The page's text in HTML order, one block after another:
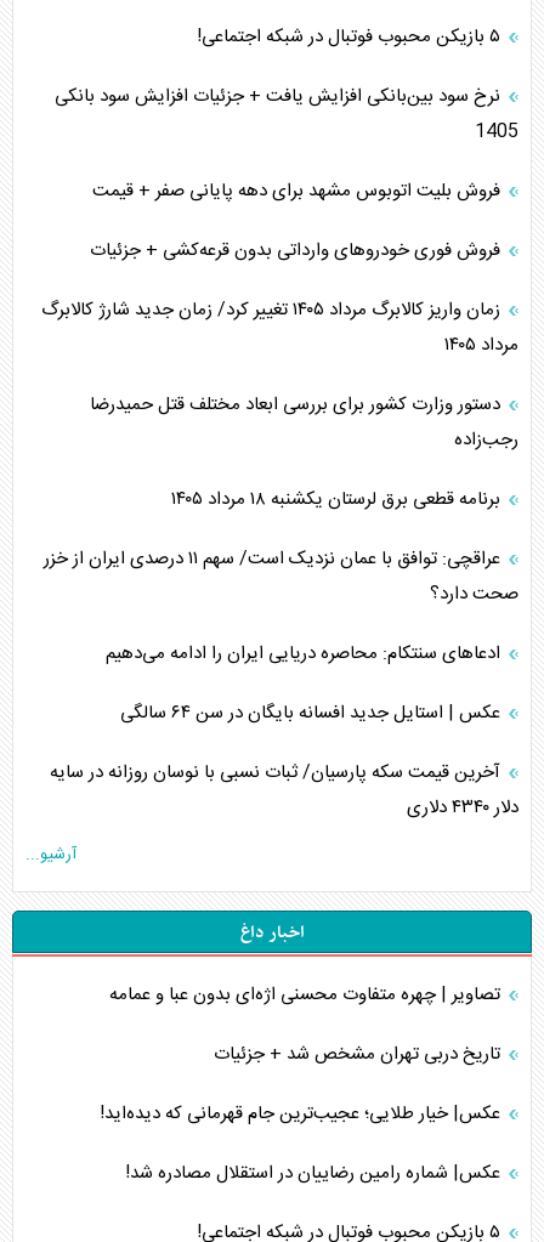
نرخ سود بین‌بانکی افزایش یافت + جزئیات افزایش سود بانکی
1405
فروش بلیت اتوبوس مشهد برای دهه پایانی صفر + قیمت
فروش فوری خودرو‌های وارداتی بدون قرعه‌کشی + جزئیات
زمان واریز کالابرگ مرداد ۱۴۰۵ تغییر کرد/ زمان جدید شارژ کالابرگ
مرداد ۱۴۰۵
دستور وزارت کشور برای بررسی ابعاد مختلف قتل حمیدرضا
رجب‌زاده
برنامه قطعی برق لرستان یکشنبه ۱۸ مرداد ۱۴۰۵
عراقچی: توافق با عمان نزدیک است/ سهم ۱۱ درصدی ایران از خزر
صحت دارد؟
ادعا‌های سنتکام: محاصره دریایی ایران را ادامه می‌دهیم
عکس | استایل جدید افسانه بایگان در سن ۶۴ سالگی
آخرین قیمت سکه پارسیان/ ثبات نسبی با نوسان روزانه در سایه
دلار ۴۳۴۰ دلاری
آرشیو...
اخبار داغ
تصاویر | چهره متفاوت محسنی اژه‌ای بدون عبا و عمامه
تاریخ دربی تهران مشخص شد + جزئیات
عکس| خیار طلایی؛ عجیب‌ترین جام قهرمانی که دیده‌اید!
عکس| شماره رامین رضاییان در استقلال مصادره شد!